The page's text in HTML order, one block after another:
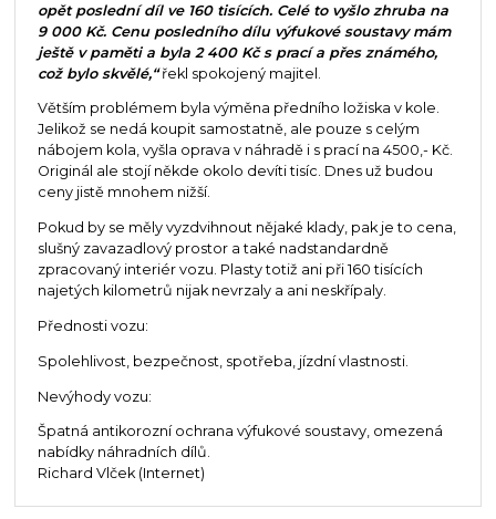
opět poslední díl ve 160 tisících. Celé to vyšlo zhruba na
9 000 Kč. Cenu posledního dílu výfukové soustavy mám
ještě v paměti a byla 2 400 Kč s prací a přes známého,
což bylo skvělé,“řekl spokojený majitel.
Větším problémem byla výměna předního ložiska v kole.
Jelikož se nedá koupit samostatně, ale pouze s celým
nábojem kola, vyšla oprava v náhradě i s prací na 4500,- Kč.
Originál ale stojí někde okolo devíti tisíc. Dnes už budou
ceny jistě mnohem nižší.
Pokud by se měly vyzdvihnout nějaké klady, pak je to cena,
slušný zavazadlový prostor a také nadstandardně
zpracovaný interiér vozu. Plasty totiž ani při 160 tisících
najetých kilometrů nijak nevrzaly a ani neskřípaly.
Přednosti vozu:
Spolehlivost, bezpečnost, spotřeba, jízdní vlastnosti.
Nevýhody vozu:
Špatná antikorozní ochrana výfukové soustavy, omezená
nabídky náhradních dílů.
Richard Vlček (Internet)